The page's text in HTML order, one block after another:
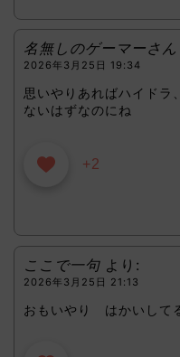
名無しのゲーマーさん
2026年3月25日 19:34
思いやりあればハイドラ
ないはずなのにね
+2
ここで一句 より:
2026年3月25日 21:13
おもいやり はかいして